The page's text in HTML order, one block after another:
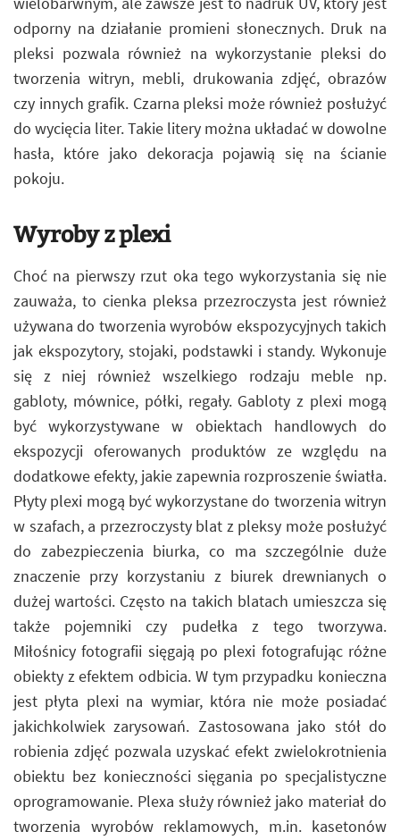
odporny na działanie promieni słonecznych. Druk na
pleksi pozwala również na wykorzystanie pleksi do
tworzenia witryn, mebli, drukowania zdjęć, obrazów
czy innych grafik. Czarna pleksi może również posłużyć
do wycięcia liter. Takie litery można układać w dowolne
hasła, które jako dekoracja pojawią się na ścianie
pokoju.
Wyroby z plexi
Choć na pierwszy rzut oka tego wykorzystania się nie
zauważa, to cienka pleksa przezroczysta jest również
używana do tworzenia wyrobów ekspozycyjnych takich
jak ekspozytory, stojaki, podstawki i standy. Wykonuje
się z niej również wszelkiego rodzaju meble np.
gabloty, mównice, półki, regały. Gabloty z plexi mogą
być wykorzystywane w obiektach handlowych do
ekspozycji oferowanych produktów ze względu na
dodatkowe efekty, jakie zapewnia rozproszenie światła.
Płyty plexi mogą być wykorzystane do tworzenia witryn
w szafach, a przezroczysty blat z pleksy może posłużyć
do zabezpieczenia biurka, co ma szczególnie duże
znaczenie przy korzystaniu z biurek drewnianych o
dużej wartości. Często na takich blatach umieszcza się
także pojemniki czy pudełka z tego tworzywa.
Miłośnicy fotografii sięgają po plexi fotografując różne
obiekty z efektem odbicia. W tym przypadku konieczna
jest płyta plexi na wymiar, która nie może posiadać
jakichkolwiek zarysowań. Zastosowana jako stół do
robienia zdjęć pozwala uzyskać efekt zwielokrotnienia
obiektu bez konieczności sięgania po specjalistyczne
oprogramowanie. Plexa służy również jako materiał do
tworzenia wyrobów reklamowych, m.in. kasetonów